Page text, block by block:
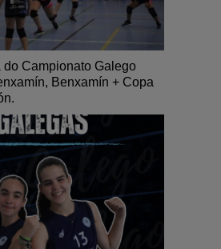
do Campionato Galego
Benxamín + Copa